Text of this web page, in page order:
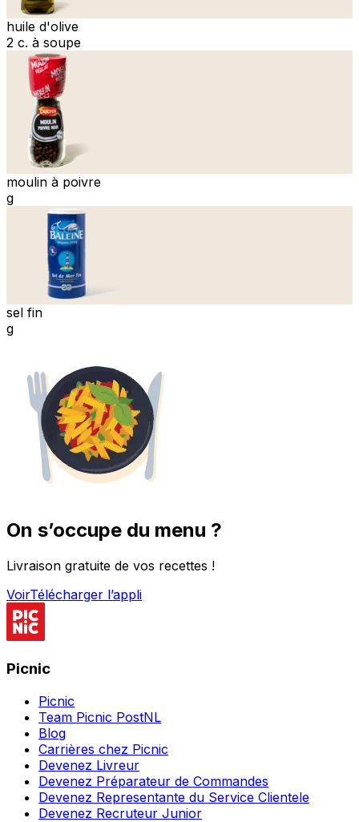
huile d'olive
2 c. à soupe
moulin à poivre
g
sel fin
g
On s’occupe du menu ?
Livraison gratuite de vos recettes !
VoirTélécharger l’appli
Picnic
Picnic
Team Picnic PostNL
Blog
Carrières chez Picnic
Devenez Livreur
Devenez Préparateur de Commandes
Devenez Representante du Service Clientele
Devenez Recruteur Junior